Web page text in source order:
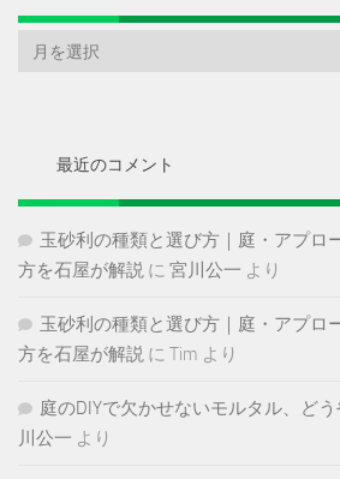
最近のコメント
玉砂利の種類と選び方｜庭・アプロ
方を石屋が解説 に 宮川公一 より
玉砂利の種類と選び方｜庭・アプロ
方を石屋が解説 に Tim より
庭のDIYで欠かせないモルタル、ど
川公一 より